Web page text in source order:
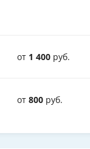
от 1 400 руб.
от 800 руб.